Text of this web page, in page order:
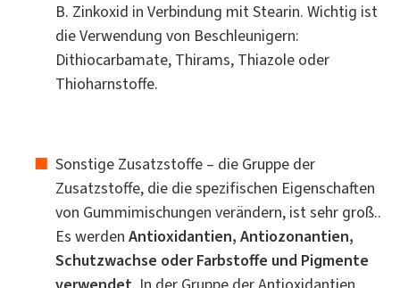
B. Zinkoxid in Verbindung mit Stearin. Wichtig ist
die Verwendung von Beschleunigern:
Dithiocarbamate, Thirams, Thiazole oder
Thioharnstoffe.
Sonstige Zusatzstoffe – die Gruppe der
Zusatzstoffe, die die spezifischen Eigenschaften
von Gummimischungen verändern, ist sehr groß..
Es werden Antioxidantien, Antiozonantien,
Schutzwachse oder Farbstoffe und Pigmente